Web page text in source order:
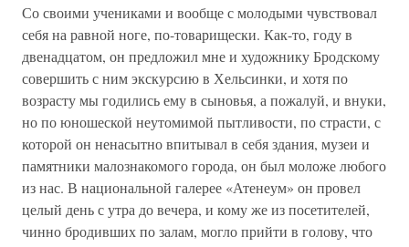
Со своими учениками и вообще с молодыми чувствовал
себя на равной ноге, по-товарищески. Как-то, году в
двенадцатом, он предложил мне и художнику Бродскому
совершить с ним экскурсию в Хельсинки, и хотя по
возрасту мы годились ему в сыновья, а пожалуй, и внуки,
но по юношеской неутомимой пытливости, по страсти, с
которой он ненасытно впитывал в себя здания, музеи и
памятники малознакомого города, он был моложе любого
из нас. В национальной галерее «Атенеум» он провел
целый день с утра до вечера, и кому же из посетителей,
чинно бродивших по залам, могло прийти в голову, что